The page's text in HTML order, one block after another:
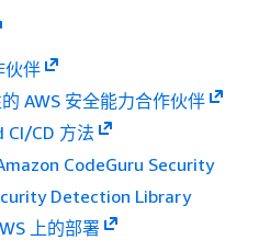
伙伴
AWS 安全能力合作伙伴
CD 方法
CodeGuru Security
Detection Library
上的部署